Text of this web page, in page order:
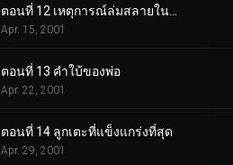
Apr. 15, 2001
ตอนที่ 13 คำใบ้ของพ่อ
Apr. 22, 2001
ตอนที่ 14 ลูกเตะที่แข็งแกร่งที่สุด
Apr. 29, 2001